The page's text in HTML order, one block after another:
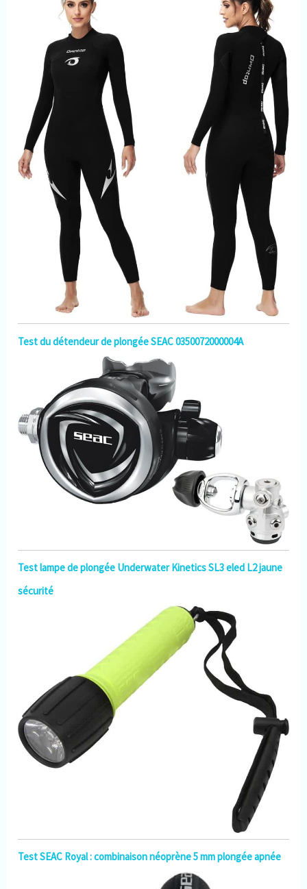
(tuto disponible). Notice
technique très détaillée en
Français (format A3). Conçue
pour la pratique de l'Apnée,
CSM, plongée sans palier,
nage en eau libre ET vie
quotidienne. Dessinée en
France par DiVONEA: une
petite equipe de grands
passionés !
Test du détendeur de plongée SEAC 0350072000004A
Test lampe de plongée Underwater Kinetics SL3 eled L2 jaune
sécurité
Test SEAC Royal : combinaison néoprène 5 mm plongée apnée